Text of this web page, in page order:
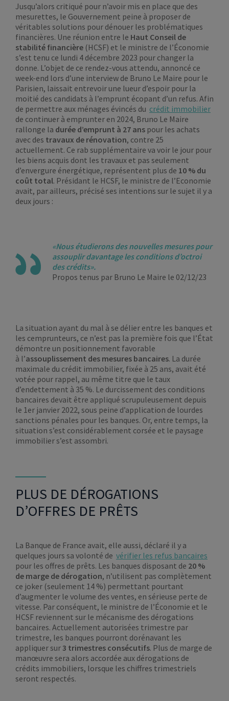
Jusqu’alors critiqué pour n’avoir mis en place que des
mesurettes, le Gouvernement peine à proposer de
véritables solutions pour dénouer les problématiques
financières. Une réunion entre le Haut Conseil de
stabilité financière (HCSF) et le ministre de l’Économie
s’est tenu ce lundi 4 décembre 2023 pour changer la
donne. L’objet de ce rendez-vous attendu, annoncé ce
week-end lors d’une interview de Bruno Le Maire pour le
Parisien, laissait entrevoir une lueur d’espoir pour la
moitié des candidats à l’emprunt écopant d’un refus. Afin
de permettre aux ménages évincés du crédit immobilier
de continuer à emprunter en 2024, Bruno Le Maire
rallonge la durée d’emprunt à 27 ans pour les achats
avec des travaux de rénovation, contre 25
actuellement. Ce rab supplémentaire va voir le jour pour
les biens acquis dont les travaux et pas seulement
d’envergure énergétique, représentent plus de 10 % du
coût total. Présidant le HCSF, le ministre de l’Economie
avait, par ailleurs, précisé ses intentions sur le sujet il y a
deux jours :
«Nous étudierons des nouvelles mesures pour
assouplir davantage les conditions d’octroi
des crédits».
Propos tenus par Bruno Le Maire le 02/12/23
La situation ayant du mal à se délier entre les banques et
les cemprunteurs, ce n’est pas la première fois que l’État
démontre un positionnement favorable
à l’assouplissement des mesures bancaires. La durée
maximale du crédit immobilier, fixée à 25 ans, avait été
votée pour rappel, au même titre que le taux
d’endettement à 35 %. Le durcissement des conditions
bancaires devait être appliqué scrupuleusement depuis
le 1er janvier 2022, sous peine d’application de lourdes
sanctions pénales pour les banques. Or, entre temps, la
situation s’est considérablement corsée et le paysage
immobilier s’est assombri.
PLUS DE DÉROGATIONS
D’OFFRES DE PRÊTS
La Banque de France avait, elle aussi, déclaré il y a
quelques jours sa volonté de vérifier les refus bancaires
pour les offres de prêts. Les banques disposant de 20 %
de marge de dérogation, n’utilisent pas complètement
ce joker (seulement 14 %) permettant pourtant
d’augmenter le volume des ventes, en sérieuse perte de
vitesse. Par conséquent, le ministre de l’Économie et le
HCSF reviennent sur le mécanisme des dérogations
bancaires. Actuellement autorisées trimestre par
trimestre, les banques pourront dorénavant les
appliquer sur3 trimestres consécutifs. Plus de marge de
manœuvre sera alors accordée aux dérogations de
crédits immobiliers, lorsque les chiffres trimestriels
seront respectés.